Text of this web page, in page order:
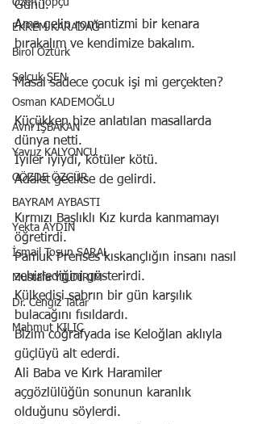
Özen Topçu
EKREM KARADAĞ
Birol Öztürk
Selçuk ŞEN
Osman KADEMOĞLU
Avni İŞBAKAN
Yavuz KALYONCU
GÖZDE ÖZGÜR
BAYRAM AYBASTI
Yekta AYDIN
İsmail Tosun SARAL
Mustafa YILDIRIM
Dr. Cengiz Tatar
Mahmut KILIÇ
Günü.
Ama gelin romantizmi bir kenara
bırakalım ve kendimize bakalım.
Masal sadece çocuk işi mi gerçekten?
Küçükken bize anlatılan masallarda
dünya netti.
İyiler iyiydi, kötüler kötü.
Adalet gecikse de gelirdi.
Kırmızı Başlıklı Kız kurda kanmamayı
öğretirdi.
Pamuk Prenses kıskançlığın insanı nasıl
zehirlediğini gösterirdi.
Külkedisi sabrın bir gün karşılık
bulacağını fısıldardı.
Bizim coğrafyada ise Keloğlan aklıyla
güçlüyü alt ederdi.
Ali Baba ve Kırk Haramiler
açgözlülüğün sonunun karanlık
olduğunu söylerdi.